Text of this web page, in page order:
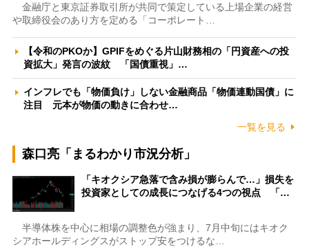
金融庁と東京証券取引所が共同で策定している上場企業の経営
や取締役会のあり方を定める「コーポレート…
【令和のPKOか】GPIFをめぐる片山財務相の「円資産への投
資拡大」発言の波紋 「国債重視」…
インフレでも「物価負け」しない金融商品「物価連動国債」に
注目 元本が物価の動きに合わせ…
一覧を見る
森口亮「まるわかり市況分析」
「キオクシア急落で含み損が膨らんで…」損失を
投資家としての成長につなげる4つの視点 「…
半導体株を中心に相場の調整色が強まり、7月中旬にはキオク
シアホールディングスがストップ安をつけるな…